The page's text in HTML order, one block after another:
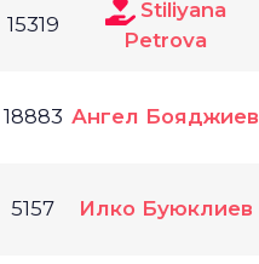
15319
Stiliyana
Petrova
18883 Ангел Бояджиев
5157 Илко Буюклиев